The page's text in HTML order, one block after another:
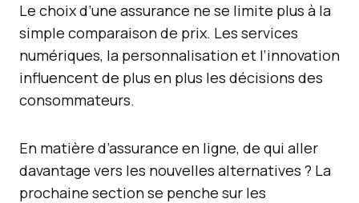
Le choix d’une assurance ne se limite plus à la
simple comparaison de prix. Les services
numériques, la personnalisation et l’innovation
influencent de plus en plus les décisions des
consommateurs.
En matière d’assurance en ligne, de qui aller
davantage vers les nouvelles alternatives ? La
prochaine section se penche sur les